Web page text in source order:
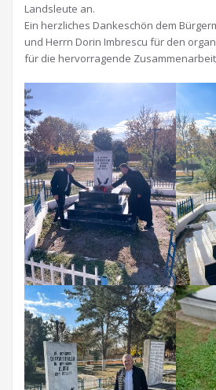
Landsleute an.
Ein herzliches Dankeschön dem
und Herrn Dorin Imbrescu für den
für die hervorragende